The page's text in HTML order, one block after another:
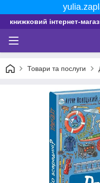
книжковий інтернет-
Товари та послуги